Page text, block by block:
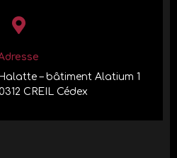
– bâtiment Alatium 1
CREIL Cédex